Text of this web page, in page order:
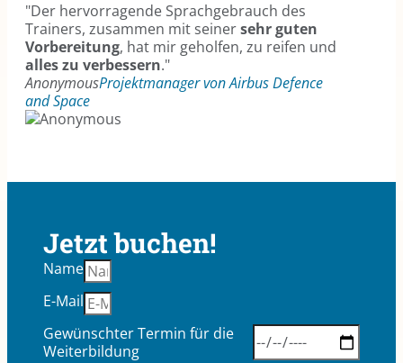
"Der hervorragende Sprachgebrauch des
Trainers, zusammen mit seinersehr guten
Vorbereitung, hat mir geholfen, zu reifen und
alles zu verbessern."
AnonymousProjektmanager von Airbus Defence
and Space
Jetzt buchen!
Name
E-Mail
Gewünschter Termin für die
Weiterbildung